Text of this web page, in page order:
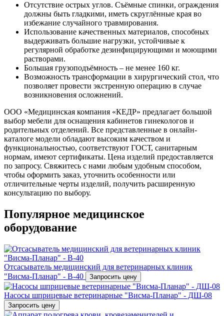
Отсутствие острых углов. Съёмные спинки, ограждения
должны быть гладкими, иметь скруглённые края во
избежание случайного травмирования.
Использование качественных материалов, способных
выдерживать большие нагрузки, устойчивые к
регулярной обработке дезинфицирующими и моющими
растворами.
Большая грузоподъёмность – не менее 160 кг.
Возможность трансформации в хирургический стол, что
позволяет провести экстренную операцию в случае
возникновения осложнений.
ООО «Медицинская компания «КЕДР» предлагает большой
выбор мебели для оснащения кабинетов гинекологов и
родительных отделений. Все представленные в онлайн-
каталоге модели обладают высоким качеством и
функциональностью, соответствуют ГОСТ, санитарным
нормам, имеют сертификаты. Цена изделий предоставляется
по запросу. Свяжитесь с нами любым удобным способом,
чтобы оформить заказ, уточнить особенности или
отличительные черты изделий, получить расширенную
консультацию по выбору.
Популярное медицинское
оборудование
Отсасыватель медицинский для ветеринарных клиник
"Висма-Планар" - В-40
Запросить цену
Насосы шприцевые ветеринарные "Висма-Планар" - ДШ-08
Запросить цену